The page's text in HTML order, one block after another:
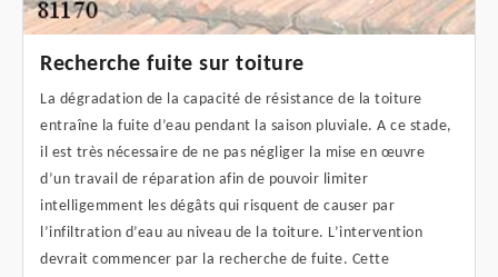
Recherche fuite sur toiture
La dégradation de la capacité de résistance de la toiture
entraîne la fuite d’eau pendant la saison pluviale. A ce stade,
il est très nécessaire de ne pas négliger la mise en œuvre
d’un travail de réparation afin de pouvoir limiter
intelligemment les dégâts qui risquent de causer par
l’infiltration d’eau au niveau de la toiture. L’intervention
devrait commencer par la recherche de fuite. Cette